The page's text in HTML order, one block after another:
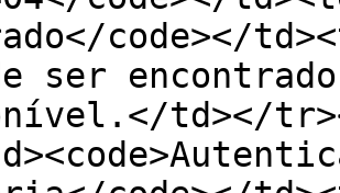
code></
ser
td></